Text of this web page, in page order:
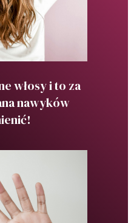
włosy i to za
nawyków